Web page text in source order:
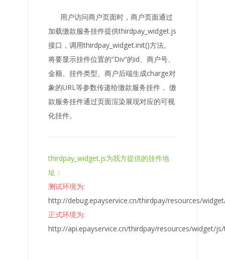
用户访问商户页面时，商户页面通过
加载缴款服务挂件提供thirdpay_widget.js
接口，调用thirdpay_widget.init()方法。
将要显示挂件位置的“Div”的id、商户号、
金额、挂件类型、商户后端生成charge对
象的URL等参数传递给缴款服务挂件， 缴
款服务挂件通过页面渲染展现对应的可视
化挂件。
thirdpay_widget.js为我方提供的挂件地
址：
测试环境为:
http://debug.epayservice.cn/thirdpay/resources/
正式环境为:
http://api.epayservice.cn/thirdpay/resources/widget/